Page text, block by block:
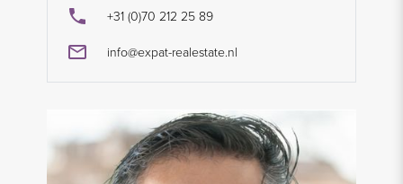
+31 (0)70 212 25 89
info@expat-realestate.nl